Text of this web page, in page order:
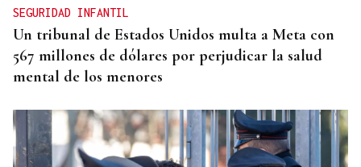
SEGURIDAD INFANTIL
Un tribunal de Estados Unidos multa a Meta con
567 millones de dólares por perjudicar la salud
mental de los menores